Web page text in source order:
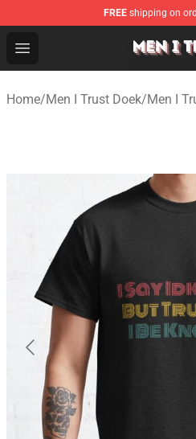
FREE shipping on
Open menu
Men I Trust Shop - Official
Home/Men I Trust Doek/Men I